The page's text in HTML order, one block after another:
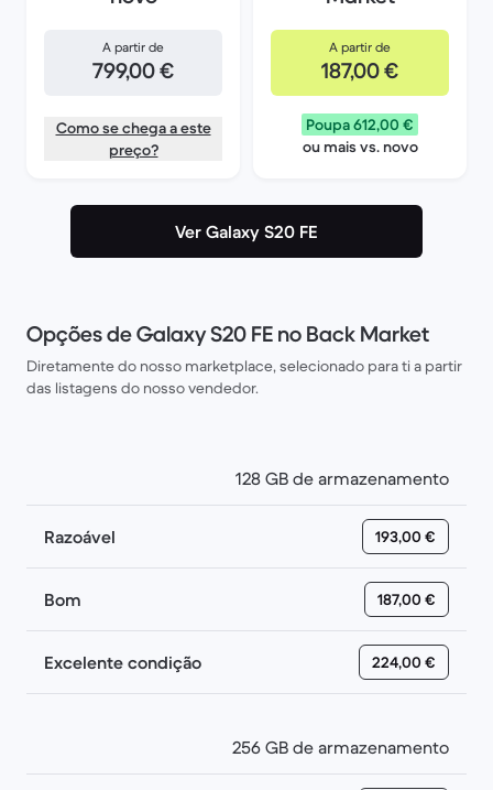
A partir de
799,00 €
Como se chega a este
preço?
A partir de
187,00 €
Poupa 612,00 €
ou mais vs. novo
Ver Galaxy S20 FE
Opções de Galaxy S20 FE no Back Market
Diretamente do nosso marketplace, selecionado para ti a partir
das listagens do nosso vendedor.
128 GB de armazenamento
Razoável 193,00 €
Bom 187,00 €
Excelente condição 224,00 €
256 GB de armazenamento